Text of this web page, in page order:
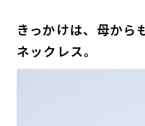
きっかけは、母から
ネックレス。